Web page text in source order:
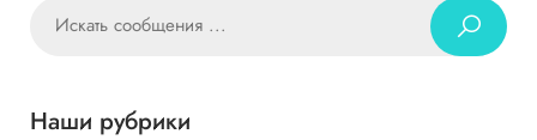
Наши рубрики